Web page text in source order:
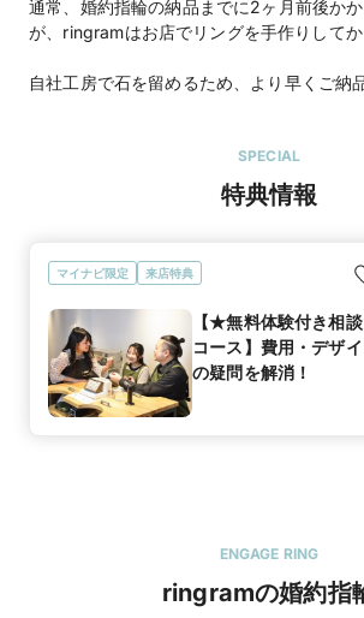
通常、婚約指輪の納品までに2ヶ月前後か
が、ringramはお店でリングを手作りしてか
自社工房で石を留めるため、より早くご納
SPECIAL
特典情報
マイナビ限定 来店特典
【★無料体験付き相談
コース】費用・デザ
の疑問を解消！
ENGAGE RING
ringramの婚約指